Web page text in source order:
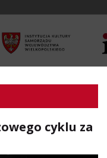
cyklu za